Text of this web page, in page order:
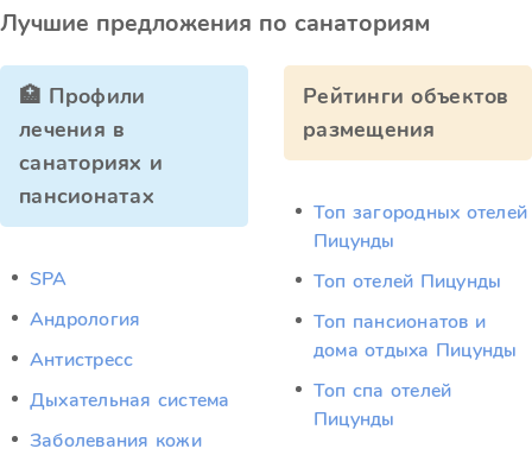
Лучшие предложения по санаториям
🏥 Профили
лечения в
санаториях и
пансионатах
SPA
Андрология
Антистресс
Дыхательная система
Заболевания кожи
Рейтинги объектов
размещения
Топ загородных отелей
Пицунды
Топ отелей Пицунды
Топ пансионатов и
дома отдыха Пицунды
Топ спа отелей
Пицунды